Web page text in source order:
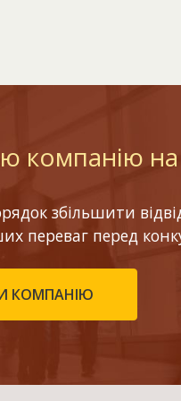
компанію
збільшити
переваг перед
КОМПАНІЮ